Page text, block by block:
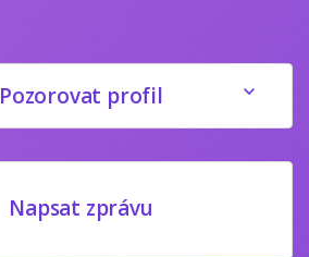
Pozorovat profil
Napsat zprávu